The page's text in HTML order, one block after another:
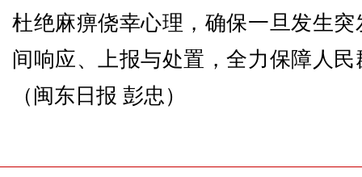
杜绝麻痹侥幸心理，确保一旦发生
间响应、上报与处置，全力保障人
（闽东日报 彭忠）